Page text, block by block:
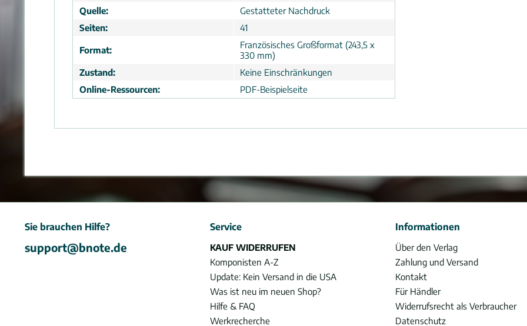
Quelle:
Gestatteter Nachdruck
Seiten:
41
Format:
Französisches Großformat (243,5 x
330 mm)
Zustand:
Keine Einschränkungen
Online-Ressourcen:
PDF-Beispielseite
Sie brauchen Hilfe?
support@bnote.de
Service
KAUF WIDERRUFEN
Komponisten A-Z
Update: Kein Versand in die USA
Was ist neu im neuen Shop?
Hilfe & FAQ
Werkrecherche
Informationen
Über den Verlag
Zahlung und Versand
Kontakt
Für Händler
Widerrufsrecht als Verbraucher
Datenschutz